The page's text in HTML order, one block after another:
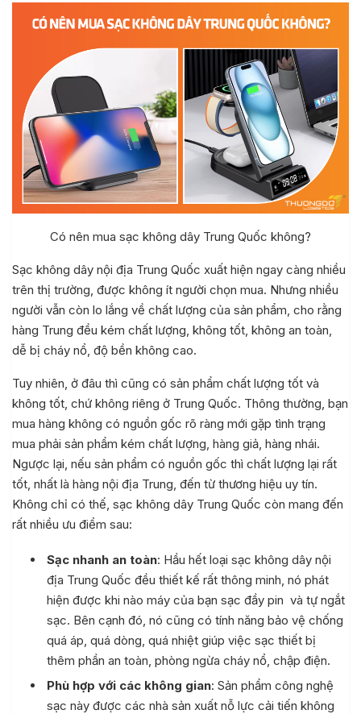
Có nên mua sạc không dây Trung Quốc không?
Sạc không dây nội địa Trung Quốc xuất hiện ngay càng nhiều
trên thị trường, được không ít người chọn mua. Nhưng nhiều
người vẫn còn lo lắng về chất lượng của sản phẩm, cho rằng
hàng Trung đều kém chất lượng, không tốt, không an toàn,
dễ bị cháy nổ, độ bền không cao.
Tuy nhiên, ở đâu thì cũng có sản phẩm chất lượng tốt và
không tốt, chứ không riêng ở Trung Quốc. Thông thường, bạn
mua hàng không có nguồn gốc rõ ràng mới gặp tình trạng
mua phải sản phẩm kém chất lượng, hàng giả, hàng nhái.
Ngược lại, nếu sản phẩm có nguồn gốc thì chất lượng lại rất
tốt, nhất là hàng nội địa Trung, đến từ thương hiệu uy tín.
Không chỉ có thế, sạc không dây Trung Quốc còn mang đến
rất nhiều ưu điểm sau:
Sạc nhanh an toàn: Hầu hết loại sạc không dây nội
địa Trung Quốc đều thiết kế rất thông minh, nó phát
hiện được khi nào máy của bạn sạc đầy pin và tự ngắt
sạc. Bên cạnh đó, nó cũng có tính năng bảo vệ chống
quá áp, quá dòng, quá nhiệt giúp việc sạc thiết bị
thêm phần an toàn, phòng ngừa cháy nổ, chập điện.
Phù hợp với các không gian: Sản phẩm công nghệ
sạc này được các nhà sản xuất nỗ lực cải tiến không